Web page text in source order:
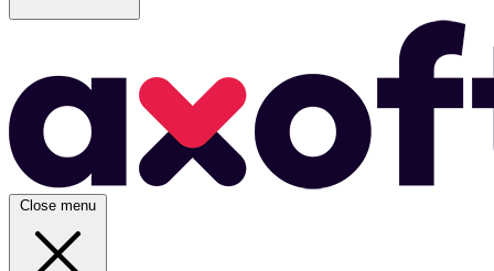
Close menu